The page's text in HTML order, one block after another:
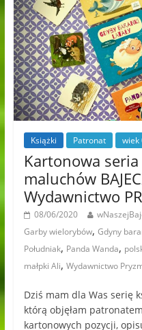
Książki Patronat wiek
Kartonowa
maluchów
Wydawnictwo
08/06/2020
Garby wielorybów, Gdyny
Południak, Panda Wanda,
małpki Ali, Wydawnictwo
Dziś mam dla Was serię
którą objęłam
kartonowych pozycji,